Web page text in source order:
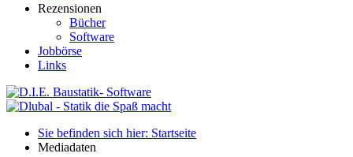
Rezensionen
Bücher
Software
Jobbörse
Links
Sie befinden sich hier: Startseite
Mediadaten